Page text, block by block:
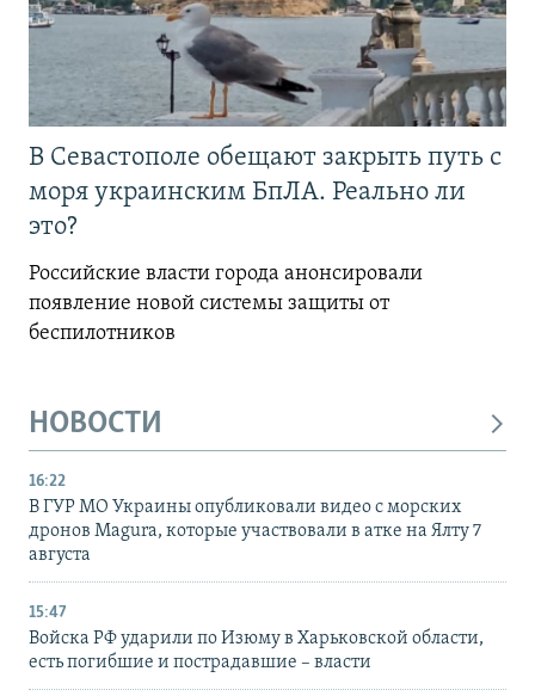
В Севастополе обещают закрыть путь с
моря украинским БпЛА. Реально ли
это?
Российские власти города анонсировали
появление новой системы защиты от
беспилотников
НОВОСТИ
16:22
В ГУР МО Украины опубликовали видео с морских
дронов Magura, которые участвовали в атке на Ялту 7
августа
15:47
Войска РФ ударили по Изюму в Харьковской области,
есть погибшие и пострадавшие – власти